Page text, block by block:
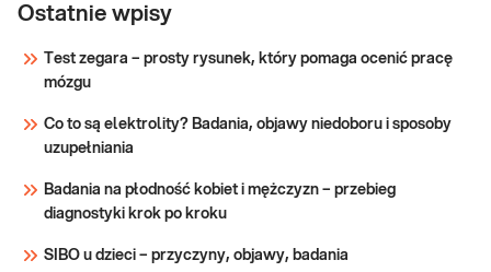
planujących
Wskazany: → W przypadku podjęcia
najbliższych miesięcy
Ostatnie wpisy
Test zegara – prosty rysunek, który pomaga ocenić pracę
mózgu
Co to są elektrolity? Badania, objawy niedoboru i sposoby
uzupełniania
Badania na płodność kobiet i mężczyzn – przebieg
diagnostyki krok po kroku
SIBO u dzieci – przyczyny, objawy, badania